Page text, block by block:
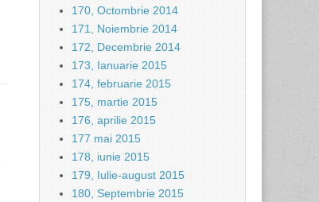
170, Octombrie 2014
171, Noiembrie 2014
172, Decembrie 2014
173, Ianuarie 2015
174, februarie 2015
175, martie 2015
176, aprilie 2015
177 mai 2015
178, iunie 2015
179, Iulie-august 2015
180, Septembrie 2015